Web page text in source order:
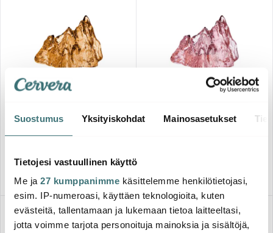
Suostumus Yksityiskohdat Mainosasetukset
Tietojesi vastuullinen käyttö
Me ja 27 kumppanimme käsittelemme henkilötietojasi,
esim. IP-numeroasi, käyttäen teknologioita, kuten
evästeitä, tallentamaan ja lukemaan tietoa laitteeltasi,
jotta voimme tarjota personoituja mainoksia ja sisältöjä,
The Rock Kynttilälyhty 9,1 cm
Pronssi
69.00 €
The Rock Kynttilälyhty 9,1 cm
Vaaleanpunainen